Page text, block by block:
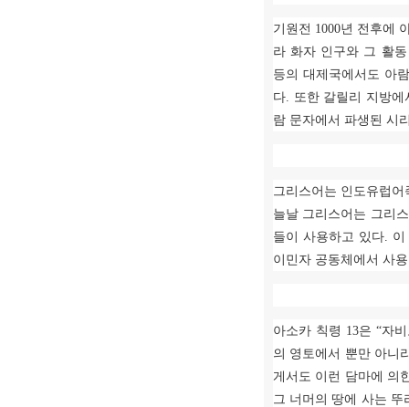
기원전 1000년 전후에
라 화자 인구와 그 활
등의 대제국에서도 아
다. 또한 갈릴리 지방
람 문자에서 파생된 시
그리스어는 인도유럽
늘날 그리스어는 그리스
들이 사용하고 있다. 이
이민자 공동체에서 사
아소카 칙령 13은 “자
의 영토에서 뿐만 아니
게서도 이런 담마에 의
그 너머의 땅에 사는 뚜